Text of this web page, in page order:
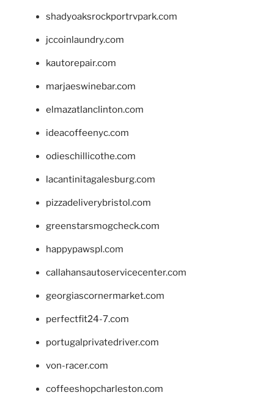
shadyoaksrockportrvpark.com
jccoinlaundry.com
kautorepair.com
marjaeswinebar.com
elmazatlanclinton.com
ideacoffeenyc.com
odieschillicothe.com
lacantinitagalesburg.com
pizzadeliverybristol.com
greenstarsmogcheck.com
happypawspl.com
callahansautoservicecenter.com
georgiascornermarket.com
perfectfit24-7.com
portugalprivatedriver.com
von-racer.com
coffeeshopcharleston.com